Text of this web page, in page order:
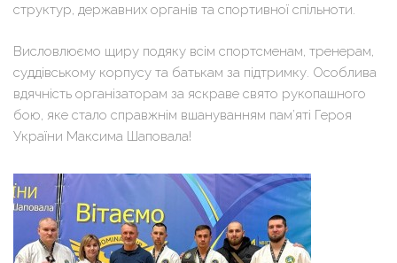
структур, державних органів та спортивної спільноти.
Висловлюємо щиру подяку всім спортсменам, тренерам,
суддівському корпусу та батькам за підтримку. Особлива
вдячність організаторам за яскраве свято рукопашного
бою, яке стало справжнім вшануванням пам’яті Героя
України Максима Шаповала!